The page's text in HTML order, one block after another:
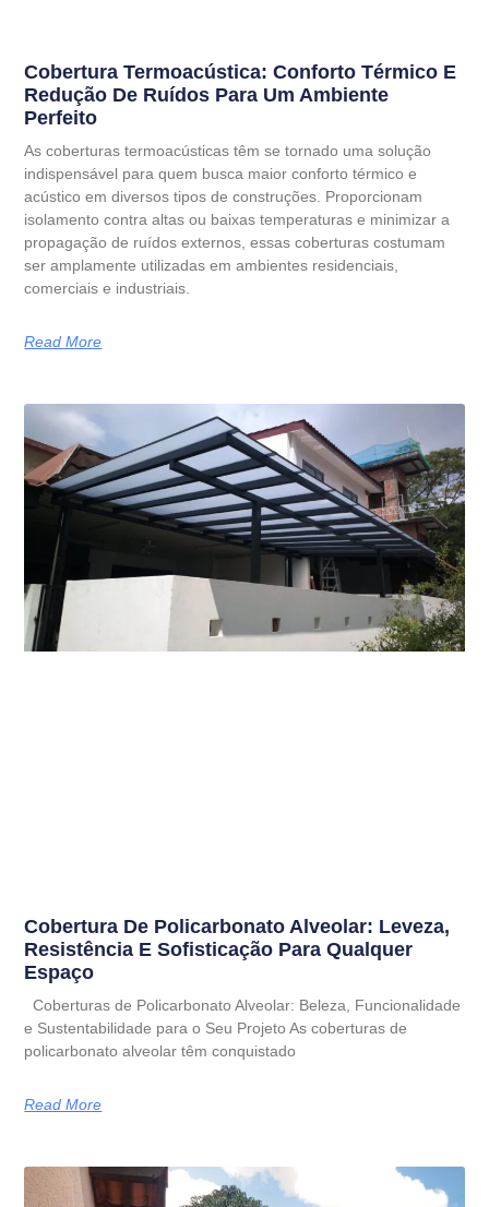
Cobertura Termoacústica: Conforto Térmico E
Redução De Ruídos Para Um Ambiente
Perfeito
As coberturas termoacústicas têm se tornado uma solução
indispensável para quem busca maior conforto térmico e
acústico em diversos tipos de construções. Proporcionam
isolamento contra altas ou baixas temperaturas e minimizar a
propagação de ruídos externos, essas coberturas costumam
ser amplamente utilizadas em ambientes residenciais,
comerciais e industriais.
Read More
Cobertura De Policarbonato Alveolar: Leveza,
Resistência E Sofisticação Para Qualquer
Espaço
Coberturas de Policarbonato Alveolar: Beleza, Funcionalidade
e Sustentabilidade para o Seu Projeto As coberturas de
policarbonato alveolar têm conquistado
Read More